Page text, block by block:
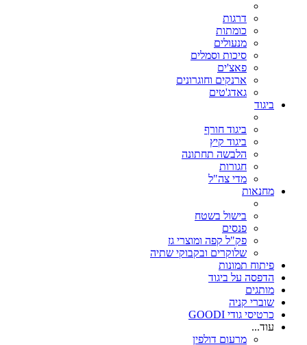
דרגות
כומתות
מנעולים
סיכות וסמלים
פאצ'ים
ארנקים וחוגרונים
גאדג'טים
ביגוד
ביגוד חורף
ביגוד קיץ
הלבשה תחתונה
חגורות
מדי צה"ל
מחנאות
בישול בשטח
פנסים
פק"ל קפה ומוצרי גז
שלוקרים ובקבוקי שתיה
פיתוח תמונות
הדפסה על ביגוד
מותגים
שוברי קניה
כרטיסי גודי GOODI
עוד...
מרעום דולפין